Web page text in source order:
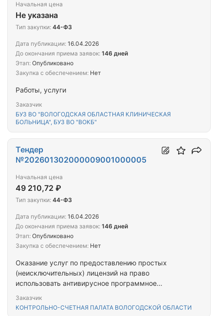
Работы, услуги
Заказчик
БУЗ ВО "ВОЛОГОДСКАЯ ОБЛАСТНАЯ КЛИНИЧЕСКАЯ
БОЛЬНИЦА", БУЗ ВО "ВОКБ"
Начальная цена
Не указана
Тип закупки: 44-ФЗ
Дата публикации: 16.04.2026
До окончания приема заявок: 146 дней
Этап: Опубликовано
Закупка с обеспечением: Нет
Оказание услуг по предоставлению простых
(неисключительных) лицензий на право
использовать антивирусное программное
Заказчик
КОНТРОЛЬНО-СЧЕТНАЯ ПАЛАТА ВОЛОГОДСКОЙ ОБЛАСТИ
Тендер
№202601302000009001000005
Начальная цена
49 210,72 ₽
Тип закупки: 44-ФЗ
Дата публикации: 16.04.2026
До окончания приема заявок: 146 дней
Этап: Опубликовано
Закупка с обеспечением: Нет